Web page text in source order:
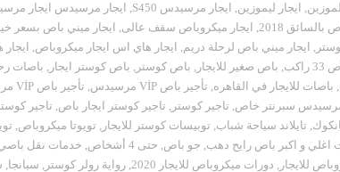
لموزين, ايجار ليموزين, ايجار مرسيدس S450 , ايجار مرسيدس ايجار
2018
, ايجار ميكروباص سقف عالى, ايجار ميني باص بسعر
, ايجار ميني باص لرحلة دريم, ايجار هاي اس ايجار ميكروباص,
راكب , باص صغير للايجار , باص كوستر , باص كوستر ايجار , باصات
, باصات للايجار في القاهره, تأجير باص VİP مرسيدس , تأجير باص VİP مرسيدس سبرنتر
مرسيدس سبرنتر خاص, تاجير كوستر , تاجير كوستر ايجار باص, تاجير
, تايلاند سياحة شباب, توبيسات كوستر للايجار , تويوتا ميكروباص,
اغلي و اكبر باص رايح دهب, جو باص, حتى 4 أشخاص , خدمات نقل
للايجار , دورات ميكروباص للايجار 2020 , رواية رولر كوستر , سبانجا,